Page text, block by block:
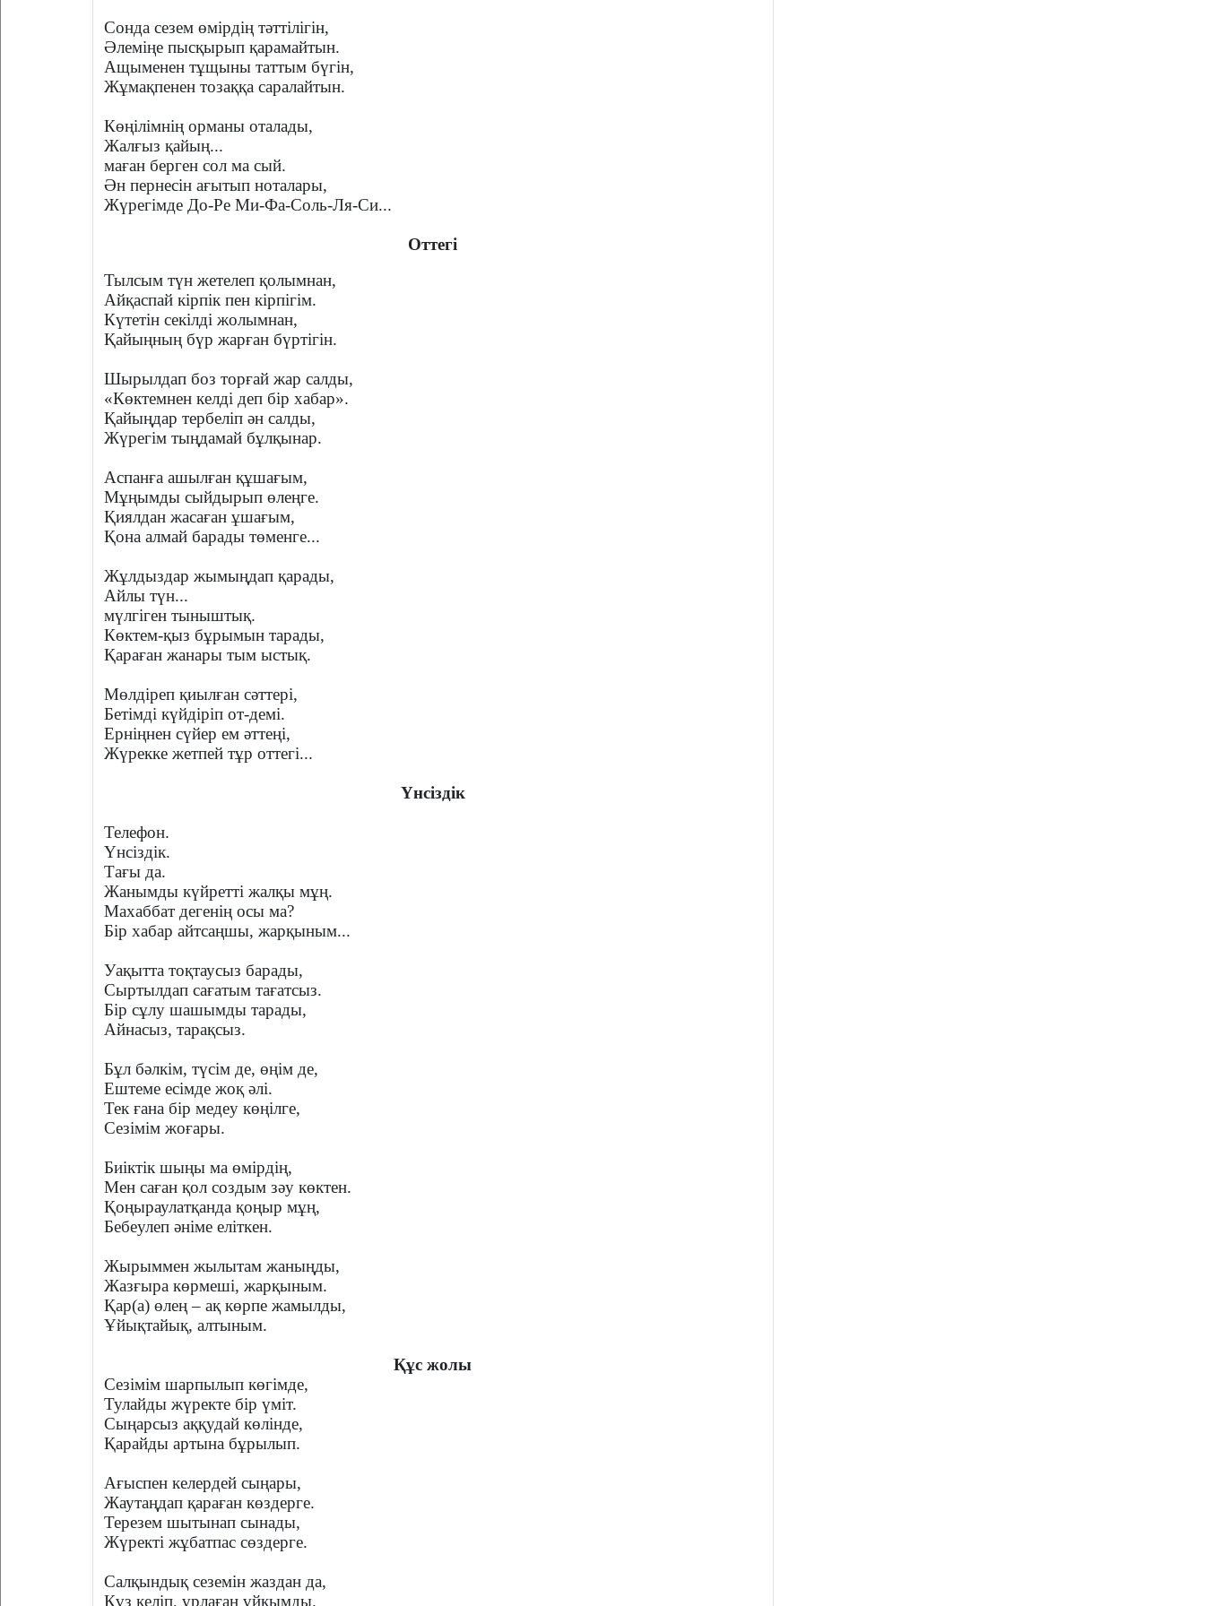
Сонда сезем өмірдің тәттілігін,
Әлеміңе пысқырып қарамайтын.
Ащыменен тұщыны таттым бүгін,
Жұмақпенен тозаққа саралайтын.
Көңілімнің орманы оталады,
Жалғыз қайың...
маған берген сол ма сый.
Ән пернесін ағытып ноталары,
Жүрегімде До-Ре Ми-Фа-Соль-Ля-Си...
Оттегі
Тылсым түн жетелеп қолымнан,
Айқаспай кірпік пен кірпігім.
Күтетін секілді жолымнан,
Қайыңның бүр жарған бүртігін.
Шырылдап боз торғай жар салды,
«Көктемнен келді деп бір хабар».
Қайыңдар тербеліп ән салды,
Жүрегім тыңдамай бұлқынар.
Аспанға ашылған құшағым,
Мұңымды сыйдырып өлеңге.
Қиялдан жасаған ұшағым,
Қона алмай барады төменге...
Жұлдыздар жымыңдап қарады,
Айлы түн...
мүлгіген тыныштық.
Көктем-қыз бұрымын тарады,
Қараған жанары тым ыстық.
Мөлдіреп қиылған сәттері,
Бетімді күйдіріп от-демі.
Ерніңнен сүйер ем әттеңі,
Жүрекке жетпей тұр оттегі...
Үнсіздік
Телефон.
Үнсіздік.
Тағы да.
Жанымды күйретті жалқы мұң.
Махаббат дегенің осы ма?
Бір хабар айтсаңшы, жарқыным...
Уақытта тоқтаусыз барады,
Сыртылдап сағатым тағатсыз.
Бір сұлу шашымды тарады,
Айнасыз, тарақсыз.
Бұл бәлкім, түсім де, өңім де,
Ештеме есімде жоқ әлі.
Тек ғана бір медеу көңілге,
Сезімім жоғары.
Биіктік шыңы ма өмірдің,
Мен саған қол создым зәу көктен.
Қоңыраулатқанда қоңыр мұң,
Бебеулеп әніме еліткен.
Жырыммен жылытам жаныңды,
Жазғыра көрмеші, жарқыным.
Қар(а) өлең – ақ көрпе жамылды,
Ұйықтайық, алтыным.
Құс жолы
Сезімім шарпылып көгімде,
Тулайды жүректе бір үміт.
Сыңарсыз аққудай көлінде,
Қарайды артына бұрылып.
Ағыспен келердей сыңары,
Жаутаңдап қараған көздерге.
Терезем шытынап сынады,
Жүректі жұбатпас сөздерге.
Салқындық сеземін жаздан да,
Күз келіп, ұрлаған ұйқымды.